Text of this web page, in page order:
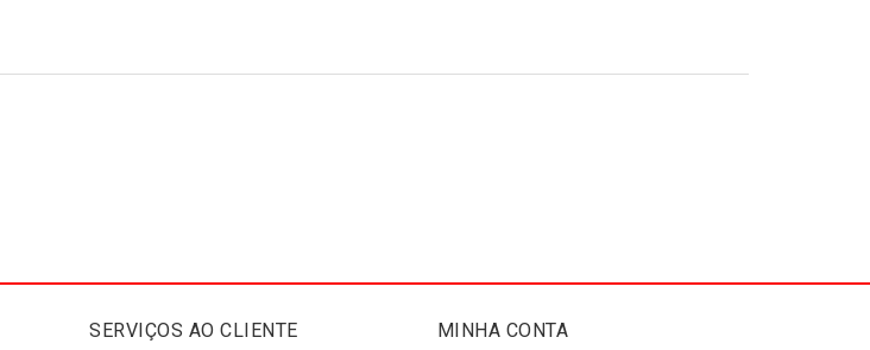
SERVIÇOS AO CLIENTE MINHA CONTA